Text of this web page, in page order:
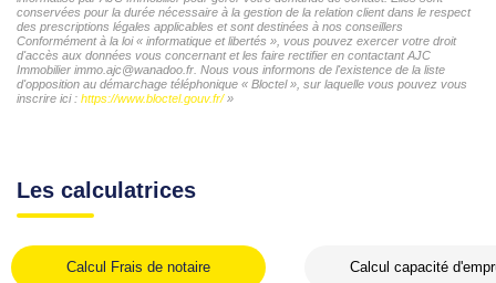
conservées pour la durée nécessaire à la gestion de la relation client dans le respect
des prescriptions légales applicables et sont destinées à nos conseillers
Conformément à la loi « informatique et libertés », vous pouvez exercer votre droit
d'accès aux données vous concernant et les faire rectifier en contactant AJC
Immobilier immo.ajc@wanadoo.fr. Nous vous informons de l'existence de la liste
d'opposition au démarchage téléphonique « Bloctel », sur laquelle vous pouvez vous
inscrire ici : https://www.bloctel.gouv.fr/»
Les calculatrices
Calcul Frais de notaire Calcul capacité